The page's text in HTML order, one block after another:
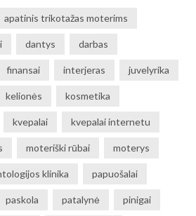
apatinis trikotažas moterims
dantys darbas
finansai interjeras juvelyrika
kelionės kosmetika
kvepalai kvepalai internetu
moteriški rūbai moterys
klinika papuošalai
paskola patalynė pinigai